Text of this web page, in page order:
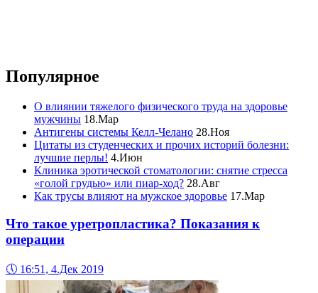
Популярное
О влиянии тяжелого физического труда на здоровье
мужчины 18.Мар
Антигены системы Келл-Челано 28.Ноя
Цитаты из студенческих и прочих историй болезни:
лучшие перлы! 4.Июн
Клиника эротической стоматологии: снятие стресса
«голой грудью» или пиар-ход? 28.Авг
Как трусы влияют на мужское здоровье 17.Мар
Что такое уретропластика? Показания к
операции
🕔 16:51, 4.Дек 2019